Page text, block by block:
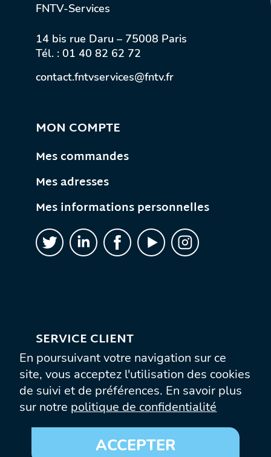
En poursuivant votre navigation sur ce
site, vous acceptez l'utilisation des cookies
de suivi et de préférences. En savoir plus
sur notre politique de confidentialité
ACCEPTER
FNTV-Services
14 bis rue Daru – 75008 Paris
Tél. : 01 40 82 62 72
contact.fntvservices@fntv.fr
MON COMPTE
Mes commandes
Mes adresses
Mes informations personnelles
SERVICE CLIENT
Contactez-nous
Conditions générales de ventes
Mentions légales